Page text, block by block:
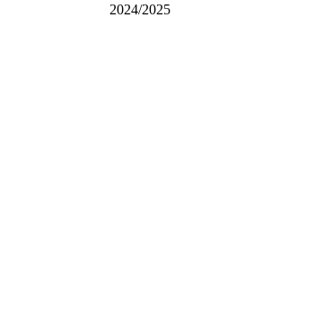
2024/2025